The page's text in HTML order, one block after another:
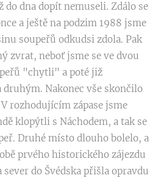
dna dopít nemuseli. Zdálo se
a ještě na podzim 1988 jsme
soupeřů odkudsi zdola. Pak
zvrat, neboť jsme se ve dvou
"chytli" a poté již
Nakonec vše skončilo
rozhodujícím zápase jsme
klopýtli s Náchodem, a tak se
Druhé místo dlouho bolelo, a
prvého historického zájezdu
sever do Švédska přišla opravdu